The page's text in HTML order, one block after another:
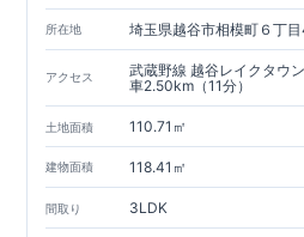
所在地 埼玉県越谷市相模町６丁
アクセス
武蔵野線 越谷レイクタウ
車2.50km（11分）
土地面積 110.71㎡
建物面積 118.41㎡
間取り 3LDK